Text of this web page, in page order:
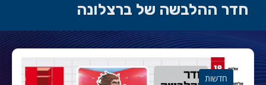
חדר ההלבשה של ברצלונה
חדשות